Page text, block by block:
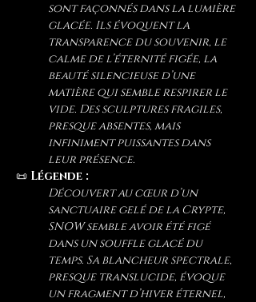
sont façonnés dans la lumière
glacée. Ils évoquent la
transparence du souvenir, le
calme de l’éternité figée, la
beauté silencieuse d’une
matière qui semble respirer le
vide. Des sculptures fragiles,
presque absentes, mais
infiniment puissantes dans
leur présence.
📜 Légende :
Découvert au cœur d’un
sanctuaire gelé de la Crypte,
SNOW semble avoir été figé
dans un souffle glacé du
temps. Sa blancheur spectrale,
presque translucide, évoque
un fragment d’hiver éternel,